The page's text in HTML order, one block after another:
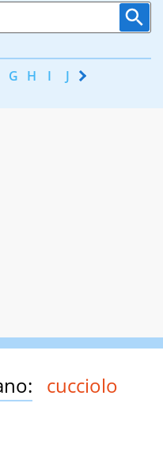
G H I J K
cucciolo